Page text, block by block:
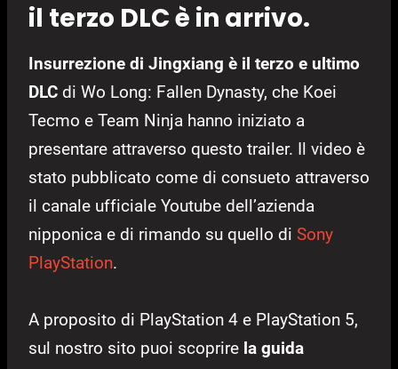
il terzo DLC è in arrivo.
Insurrezione di Jingxiang è il terzo e ultimo
DLC di Wo Long: Fallen Dynasty, che Koei
Tecmo e Team Ninja hanno iniziato a
presentare attraverso questo trailer. Il video è
stato pubblicato come di consueto attraverso
il canale ufficiale Youtube dell’azienda
nipponica e di rimando su quello di Sony
PlayStation.
A proposito di PlayStation 4 e PlayStation 5,
sul nostro sito puoi scoprire la guida